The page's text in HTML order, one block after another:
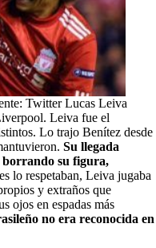
Twitter Lucas Leiva
Leiva fue el
Lo trajo Benítez desde
Su llegada
borrando su figura,
lo respetaban, Leiva jugaba
y extraños que
ojos en espadas más
no era reconocida en